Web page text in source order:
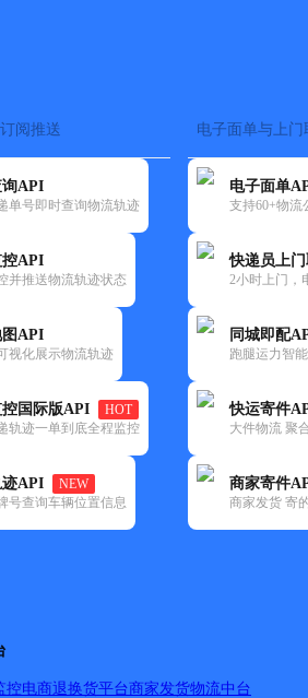
阅推送
API
单号即时查询物流轨迹
API
并推送物流轨迹状态
API
视化展示物流轨迹
国际版API
HOT
轨迹一单到底全程监控
API
NEW
号查询车辆位置信息
电子面单与上门
电子面单
支持60+物流
快递员上
2小时上门，
同城即配
跑腿运力智
快运寄件
大件物流 聚
商家寄件
商家发货 寄
控电商退换货平台商家发货物流中台
快运大全 快递时效
孝昌县公司金上海服务站
：2022-07-14 00:00:00
感市-孝昌县
省孝感市孝昌县花园镇金上海A31